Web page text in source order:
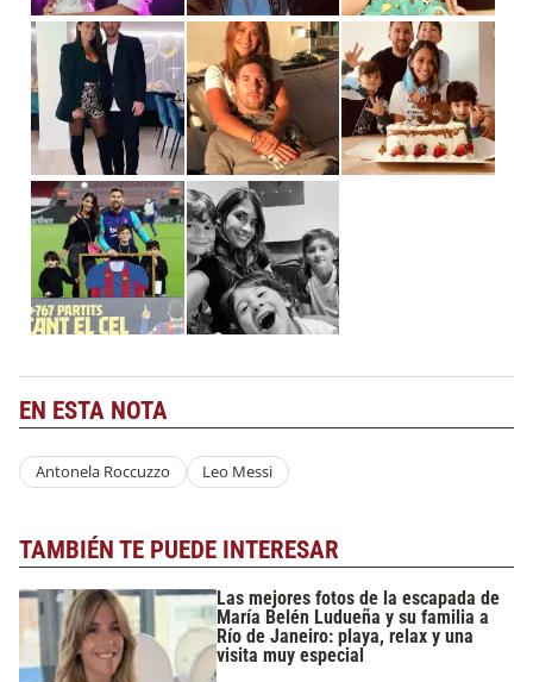
EN ESTA NOTA
Antonela Roccuzzo Leo Messi
TAMBIÉN TE PUEDE INTERESAR
Las mejores fotos de la escapada de
María Belén Ludueña y su familia a
Río de Janeiro: playa, relax y una
visita muy especial